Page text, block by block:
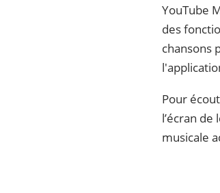
YouTube
des
chansons
Pour
l’écran
musicale